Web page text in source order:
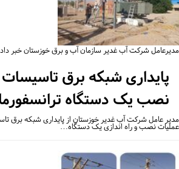
شرکت آب غدیر سازمان آب و برق خوزستان خبر داد:
پایداری شبکه برق تاسیسات
نصب یک دستگاه
عامل شرکت آب غدیر خوزستان از پایداری شبکه برق
نصب و راه اندازی یک دستگاه…